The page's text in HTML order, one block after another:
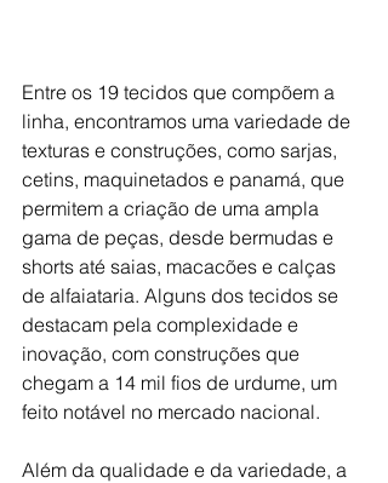
Entre os 19 tecidos que compõem a
linha, encontramos uma variedade de
texturas e construções, como sarjas,
cetins, maquinetados e panamá, que
permitem a criação de uma ampla
gama de peças, desde bermudas e
shorts até saias, macacões e calças
de alfaiataria. Alguns dos tecidos se
destacam pela complexidade e
inovação, com construções que
chegam a 14 mil fios de urdume, um
feito notável no mercado nacional.
Além da qualidade e da variedade, a